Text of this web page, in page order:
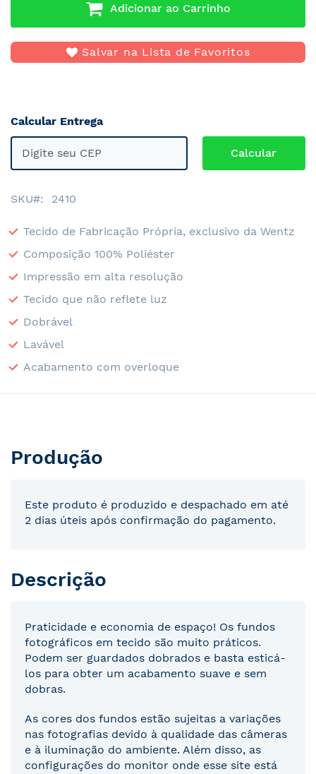
Adicionar ao Carrinho
Salvar na Lista de Favoritos
Calcular Entrega
SKU 2410
Tecido de Fabricação Própria, exclusivo da Wentz
Composição 100% Poliéster
Impressão em alta resolução
Tecido que não reflete luz
Dobrável
Lavável
Acabamento com overloque
Produção
Este produto é produzido e despachado em até
2 dias úteis após confirmação do pagamento.
Descrição
Praticidade e economia de espaço! Os fundos
fotográficos em tecido são muito práticos.
Podem ser guardados dobrados e basta esticá-
los para obter um acabamento suave e sem
dobras.
As cores dos fundos estão sujeitas a variações
nas fotografias devido à qualidade das câmeras
e à iluminação do ambiente. Além disso, as
configurações do monitor onde esse site está